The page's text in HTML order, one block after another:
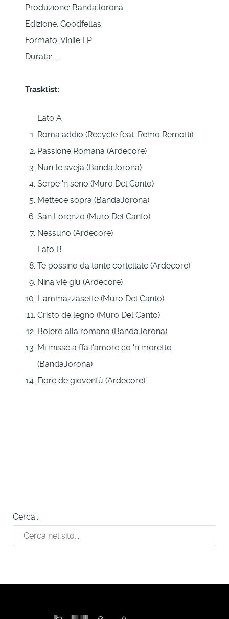
Produzione: BandaJorona
Edizione: Goodfellas
Formato: Vinile LP
Durata: ...
Trasklist:
Lato A
Roma addio (Recycle feat. Remo Remotti)
Passione Romana (Ardecore)
Nun te svejà (BandaJorona)
Serpe 'n seno (Muro Del Canto)
Mettece sopra (BandaJorona)
San Lorenzo (Muro Del Canto)
Nessuno (Ardecore)
Lato B
Te possino da tante cortellate (Ardecore)
Nina viè giù (Ardecore)
L'ammazzasette (Muro Del Canto)
Cristo de legno (Muro Del Canto)
Bolero alla romana (BandaJorona)
Mi misse a ffa l'amore co 'n moretto
(BandaJorona)
Fiore de gioventù (Ardecore)
Cerca...